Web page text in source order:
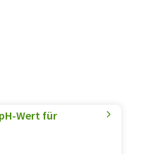
Wert für